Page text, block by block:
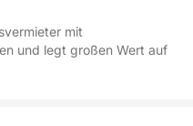
mit
und legt großen Wert auf